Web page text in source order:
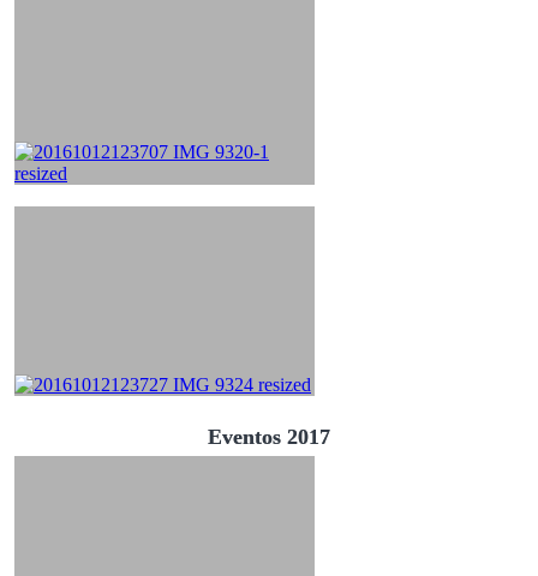
Eventos 2017